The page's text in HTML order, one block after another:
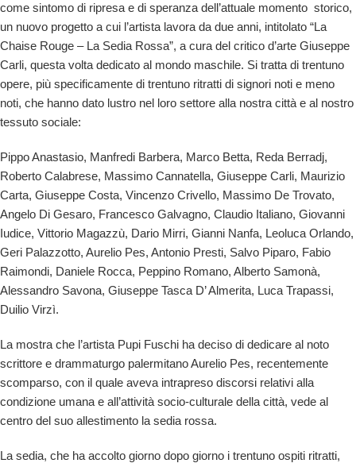
come sintomo di ripresa e di speranza dell’attuale momento storico,
un nuovo progetto a cui l’artista lavora da due anni, intitolato “La
Chaise Rouge – La Sedia Rossa”, a cura del critico d’arte Giuseppe
Carli, questa volta dedicato al mondo maschile. Si tratta di trentuno
opere, più specificamente di trentuno ritratti di signori noti e meno
noti, che hanno dato lustro nel loro settore alla nostra città e al nostro
tessuto sociale:
Pippo Anastasio, Manfredi Barbera, Marco Betta, Reda Berradj,
Roberto Calabrese, Massimo Cannatella, Giuseppe Carli, Maurizio
Carta, Giuseppe Costa, Vincenzo Crivello, Massimo De Trovato,
Angelo Di Gesaro, Francesco Galvagno, Claudio Italiano, Giovanni
Iudice, Vittorio Magazzù, Dario Mirri, Gianni Nanfa, Leoluca Orlando,
Geri Palazzotto, Aurelio Pes, Antonio Presti, Salvo Piparo, Fabio
Raimondi, Daniele Rocca, Peppino Romano, Alberto Samonà,
Alessandro Savona, Giuseppe Tasca D’ Almerita, Luca Trapassi,
Duilio Virzì.
La mostra che l’artista Pupi Fuschi ha deciso di dedicare al noto
scrittore e drammaturgo palermitano Aurelio Pes, recentemente
scomparso, con il quale aveva intrapreso discorsi relativi alla
condizione umana e all’attività socio-culturale della città, vede al
centro del suo allestimento la sedia rossa.
La sedia, che ha accolto giorno dopo giorno i trentuno ospiti ritratti,